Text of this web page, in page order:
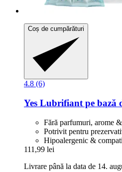
Coș de cumpărături
4.8 (6)
Yes Lubrifiant pe bază
Fără parfumuri, arome
Potrivit pentru
Hipoalergenic &
111,99 lei
Livrare până la data de 14.